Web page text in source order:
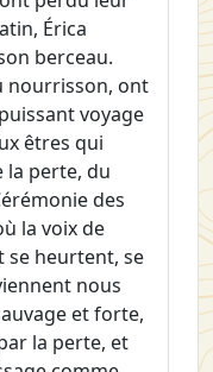
Érica
berceau.
nourrisson, ont
voyage
êtres qui
la perte, du
des
la voix de
se heurtent, se
nous
et forte,
la perte, et